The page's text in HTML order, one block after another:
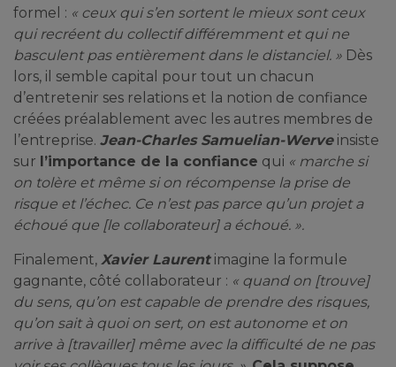
formel : « ceux qui s’en sortent le mieux sont ceux
qui recréent du collectif différemment et qui ne
basculent pas entièrement dans le distanciel. » Dès
lors, il semble capital pour tout un chacun
d’entretenir ses relations et la notion de confiance
créées préalablement avec les autres membres de
l’entreprise. Jean-Charles Samuelian-Werveinsiste
sur l’importance de la confiance qui « marche si
on tolère et même si on récompense la prise de
risque et l’échec. Ce n’est pas parce qu’un projet a
échoué que [le collaborateur] a échoué. ».
Finalement, Xavier Laurentimagine la formule
gagnante, côté collaborateur : « quand on [trouve]
du sens, qu’on est capable de prendre des risques,
qu’on sait à quoi on sert, on est autonome et on
arrive à [travailler] même avec la difficulté de ne pas